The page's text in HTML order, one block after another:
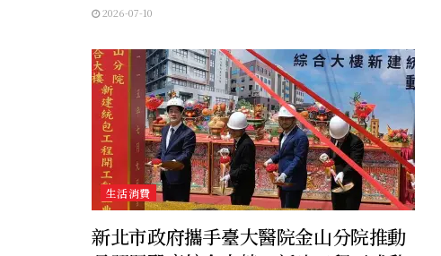
2026-07-10
生活消費
新北市政府攜手臺大醫院金山分院推動